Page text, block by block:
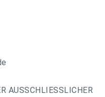
AUSSCHLIESSLICHER